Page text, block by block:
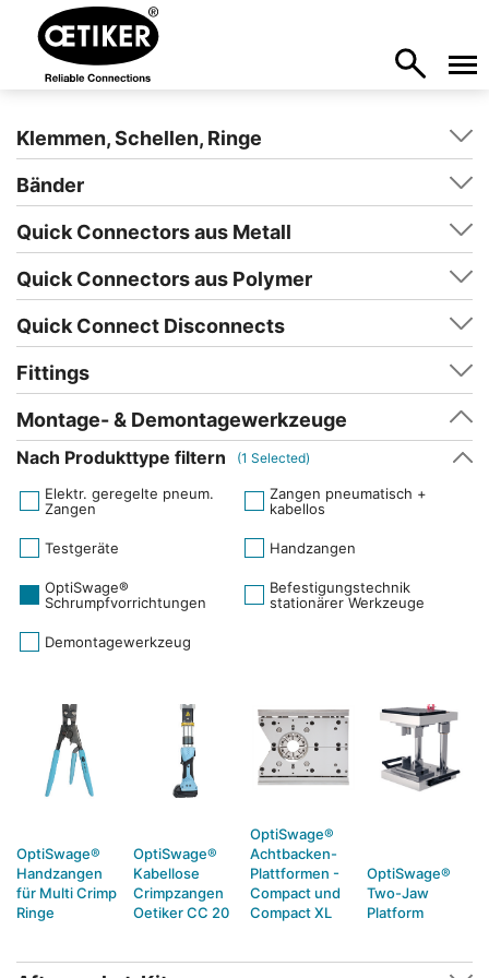
Klemmen, Schellen, Ringe
Bänder
Quick Connectors aus Metall
Quick Connectors aus Polymer
Quick Connect Disconnects
Fittings
Montage- & Demontagewerkzeuge
Nach Produkttype filtern (1 Selected)
Elektr. geregelte pneum.
Zangen
Zangen pneumatisch +
kabellos
Testgeräte Handzangen
OptiSwage®
Schrumpfvorrichtungen
Befestigungstechnik
stationärer Werkzeuge
Demontagewerkzeug
OptiSwage®
Handzangen
für Multi Crimp
Ringe
OptiSwage®
Kabellose
Crimpzangen
Oetiker CC 20
OptiSwage®
Achtbacken-
Plattformen -
Compact und
Compact XL
OptiSwage®
Two-Jaw
Platform